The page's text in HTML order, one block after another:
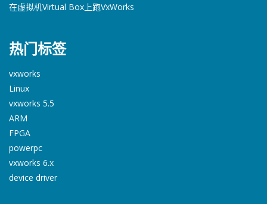
在虚拟机Virtual Box上跑VxWorks
热门标签
vxworks
Linux
vxworks 5.5
ARM
FPGA
powerpc
vxworks 6.x
device driver